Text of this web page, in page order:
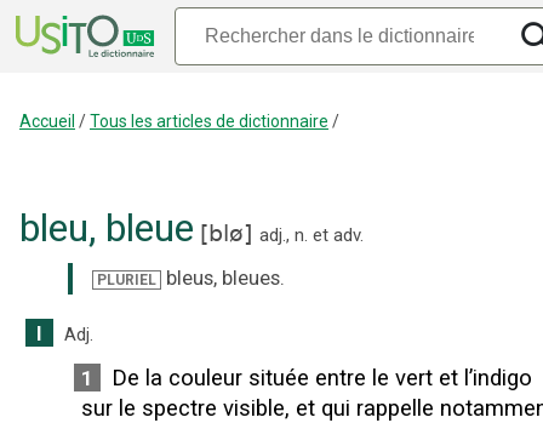
Accueil /Tous les articles de dictionnaire /
bleu, bleue [blø] adj., n. et adv.
PLURIEL bleus, bleues.
I Adj.
1
De la couleur située entre le vert et l’indigo
sur le spectre visible, et qui rappelle